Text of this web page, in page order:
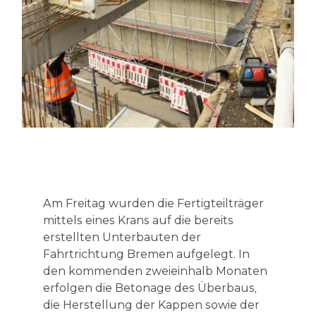
Am Freitag wurden die Fertigteilträger
mittels eines Krans auf die bereits
erstellten Unterbauten der
Fahrtrichtung Bremen aufgelegt. In
den kommenden zweieinhalb Monaten
erfolgen die Betonage des Überbaus,
die Herstellung der Kappen sowie der